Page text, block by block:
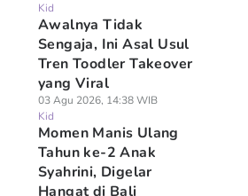
Kid
Awalnya Tidak
Sengaja, Ini Asal Usul
Tren Toodler Takeover
yang Viral
03 Agu 2026, 14:38 WIB
Kid
Momen Manis Ulang
Tahun ke-2 Anak
Syahrini, Digelar
Hangat di Bali